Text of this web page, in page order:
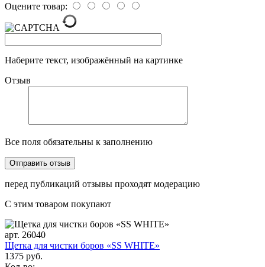
Оцените товар:
Наберите текст, изображённый на картинке
Отзыв
Все поля обязательны к заполнению
перед публикаций отзывы проходят модерацию
С этим товаром покупают
арт. 26040
Щетка для чистки боров «SS WHITE»
1375 руб.